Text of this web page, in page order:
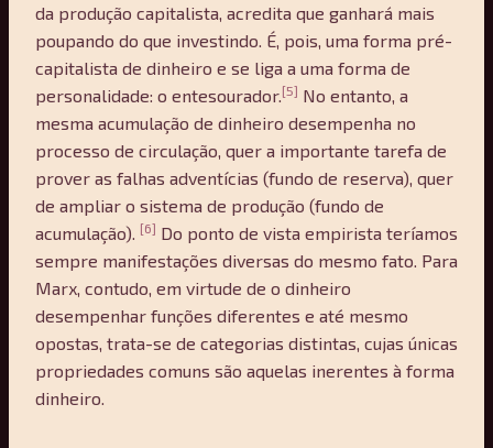
da produção capitalista, acredita que ganhará mais
poupando do que investindo. É, pois, uma forma pré-
capitalista de dinheiro e se liga a uma forma de
personalidade: o entesourador. [5] No entanto, a
mesma acumulação de dinheiro desempenha no
processo de circulação, quer a importante tarefa de
prover as falhas adventícias (fundo de reserva), quer
de ampliar o sistema de produção (fundo de
acumulação).
[6] Do ponto de vista empirista teríamos
sempre manifestações diversas do mesmo fato. Para
Marx, contudo, em virtude de o dinheiro
desempenhar funções diferentes e até mesmo
opostas, trata-se de categorias distintas, cujas únicas
propriedades comuns são aquelas inerentes à forma
dinheiro.